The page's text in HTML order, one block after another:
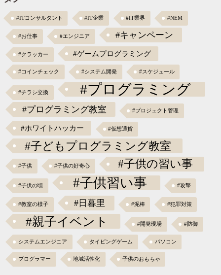
#ITコンサルタント #IT企業 #IT業界 #NEM
#お仕事 #エンジニア #キャンペーン
#クラッカー #ゲームプログラミング
#コインチェック #システム開発 #スケジュール
#チラシ交換 #プログラミング
#プログラミング教室 #プロジェクト管理
#ホワイトハッカー #仮想通貨
#子どもプログラミング教室
#子供 #子供の好奇心 #子供の習い事
#子供の頃 #子供習い事 #攻撃
#教室の様子 #日暮里 #泥棒 #犯罪対策
#親子イベント #開発現場 #防御
システムエンジニア タイピングゲーム パソコン
プログラマー 地域活性化 子供のおもちゃ